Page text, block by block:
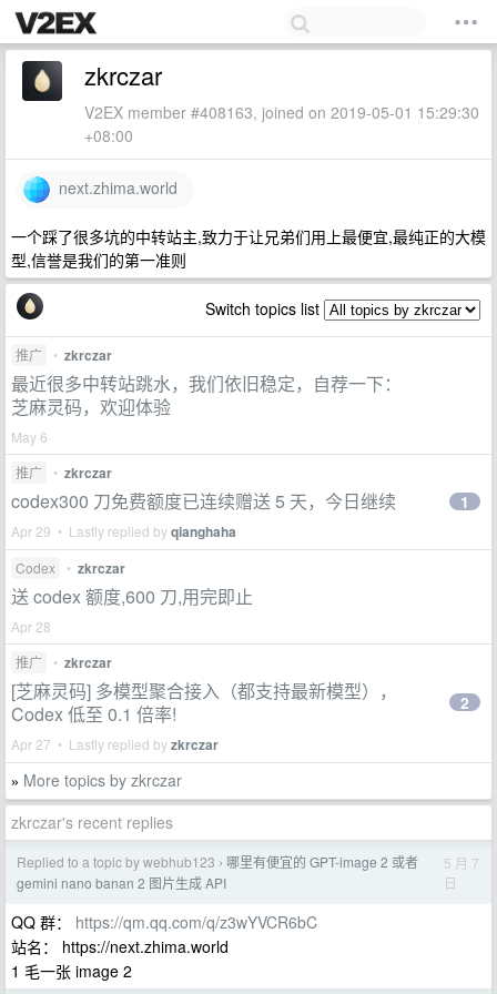
zkrczar
V2EX member #408163, joined on 2019-05-01 15:29:30
+08:00
next.zhima.world
一个踩了很多坑的中转站主,致力于让兄弟们用上最便宜,最纯正的大模
型,信誉是我们的第一准则
Switch topics list
推广 • zkrczar
最近很多中转站跳水，我们依旧稳定，自荐一下：
芝麻灵码，欢迎体验
May 6
推广
• zkrczar
codex300 刀免费额度已连续赠送 5 天，今日继续
Apr 29 • Lastly replied byqianghaha
1
Codex • zkrczar
送 codex 额度,600 刀,用完即止
Apr 28
推广
• zkrczar
[芝麻灵码] 多模型聚合接入（都支持最新模型），
Codex 低至 0.1 倍率!
Apr 27 • Lastly replied byzkrczar
2
» More topics by zkrczar
zkrczar's recent replies
Replied to a topic by webhub123 › 哪里有便宜的 GPT-image 2 或者
gemini nano banan 2 图片生成 API
5 月 7
日
QQ 群： https://qm.qq.com/q/z3wYVCR6bC
站名： https://next.zhima.world
1 毛一张 image 2